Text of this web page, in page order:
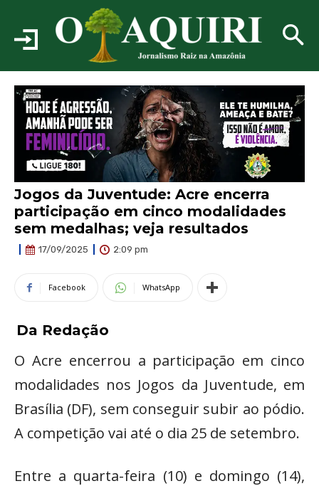
Jogos da Juventude: Acre encerra
participação em cinco modalidades
sem medalhas; veja resultados
17/09/2025 2:09 pm
Facebook WhatsApp
Da Redação
O Acre encerrou a participação em cinco
modalidades nos Jogos da Juventude, em
Brasília (DF), sem conseguir subir ao pódio.
A competição vai até o dia 25 de setembro.
Entre a quarta-feira (10) e domingo (14),